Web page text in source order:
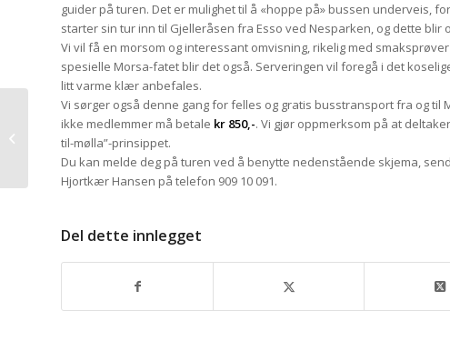
guider på turen. Det er mulighet til å «hoppe på» bussen underveis,
starter sin tur inn til Gjelleråsen fra Esso ved Nesparken, og dette
Vi vil få en morsom og interessant omvisning, rikelig med
spesielle Morsa-fatet blir det også. Serveringen vil foregå i det
litt varme klær anbefales.
Vi sørger også denne gang for felles og gratis busstransport fra og
ikke medlemmer må betale kr 850,-. Vi gjør oppmerksom på at
til-mølla”-prinsippet.
Du kan melde deg på turen ved å benytte nedenstående skjema,
Hjortkær Hansen på telefon 909 10 091.
Del dette innlegget
Medlemstur til
Atlungstad Brenneri